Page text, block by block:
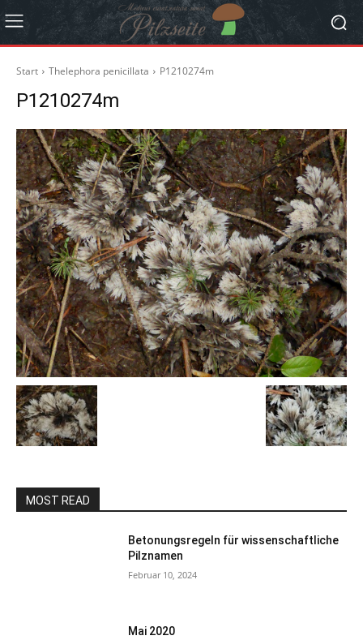
Start Thelephora penicillata P1210274m
P1210274m
MOST READ
Betonungsregeln für wissenschaftliche
Pilznamen
Februar 10, 2024
Mai 2020